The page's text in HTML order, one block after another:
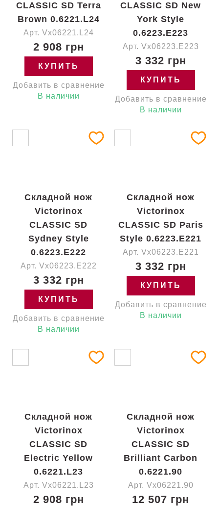
CLASSIC SD Terra
Brown 0.6221.L24
Арт. Vx06221.L24
2 908 грн
КУПИТЬ
Добавить в сравнение
В наличии
CLASSIC SD New
York Style
0.6223.E223
Арт. Vx06223.E223
3 332 грн
КУПИТЬ
Добавить в сравнение
В наличии
Складной нож
Victorinox
CLASSIC SD
Sydney Style
0.6223.E222
Арт. Vx06223.E222
3 332 грн
КУПИТЬ
Добавить в сравнение
В наличии
Складной нож
Victorinox
CLASSIC SD Paris
Style 0.6223.E221
Арт. Vx06223.E221
3 332 грн
КУПИТЬ
Добавить в сравнение
В наличии
Складной нож
Victorinox
CLASSIC SD
Electric Yellow
0.6221.L23
Арт. Vx06221.L23
2 908 грн
Складной нож
Victorinox
CLASSIC SD
Brilliant Carbon
0.6221.90
Арт. Vx06221.90
12 507 грн